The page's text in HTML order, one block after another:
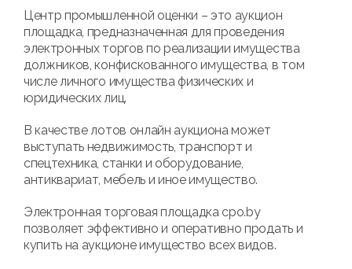
Центр промышленной оценки – это аукцион
площадка, предназначенная для проведения
электронных торгов по реализации имущества
должников, конфискованного имущества, в том
числе личного имущества физических и
юридических лиц.
В качестве лотов онлайн аукциона может
выступать недвижимость, транспорт и
спецтехника, станки и оборудование,
антиквариат, мебель и иное имущество.
Электронная торговая площадка cpo.by
позволяет эффективно и оперативно продать и
купить на аукционе имущество всех видов.